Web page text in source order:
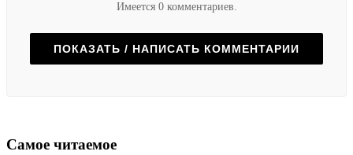
Имеется 0 комментариев.
ПОКАЗАТЬ / НАПИСАТЬ КОММЕНТАРИИ
Самое читаемое